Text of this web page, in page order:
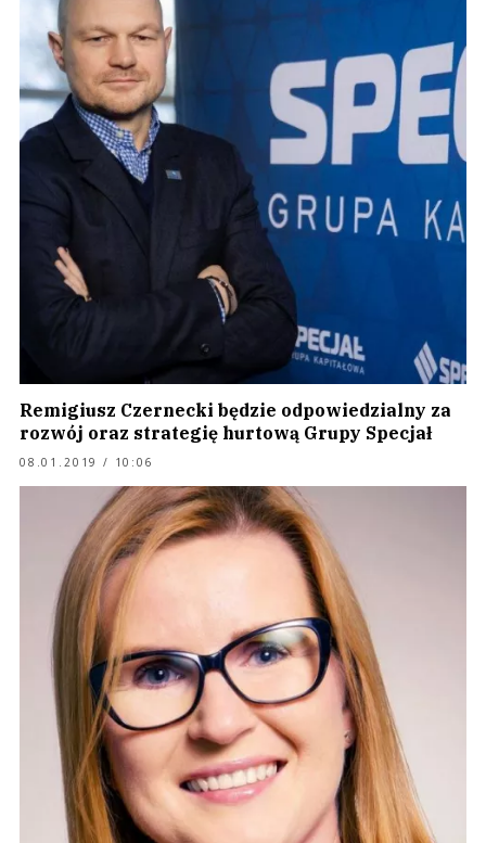
Remigiusz Czernecki będzie odpowiedzialny za
rozwój oraz strategię hurtową Grupy Specjał
08.01.2019 / 10:06